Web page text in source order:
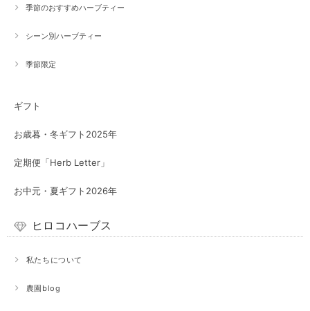
季節のおすすめハーブティー
シーン別ハーブティー
季節限定
ギフト
お歳暮・冬ギフト2025年
定期便「Herb Letter」
お中元・夏ギフト2026年
ヒロコハーブス
私たちについて
農園blog